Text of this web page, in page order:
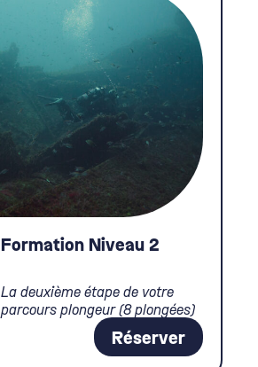
Formation Niveau 2
La deuxième étape de votre
parcours plongeur (8 plongées)
Réserver